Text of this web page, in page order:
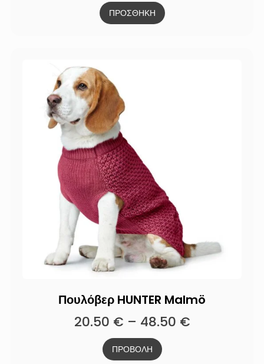
ΠΡΟΣΘΗΚΗ
Πουλόβερ HUNTER Malmö
20.50 € – 48.50 €
ΠΡΟΒΟΛΗ